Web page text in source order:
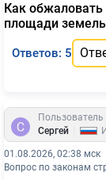
Как обжаловать
площади
Ответов: 5
Пользователь
Сергей
01.08.2026, 02:38 мск
Вопрос по законам